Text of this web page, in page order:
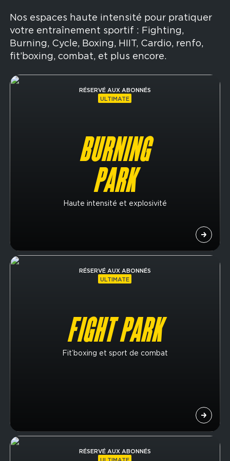
Nos espaces haute intensité pour pratiquer
votre entraînement sportif : Fighting,
Burning, Cycle, Boxing, HIIT, Cardio, renfo,
fit’boxing, combat, et plus encore.
RÉSERVÉ AUX ABONNÉS
ULTIMATE
BURNING
PARK
Haute intensité et explosivité
Image
RÉSERVÉ AUX ABONNÉS
ULTIMATE
FIGHT PARK
Fit’boxing et sport de combat
Image
RÉSERVÉ AUX ABONNÉS
Image